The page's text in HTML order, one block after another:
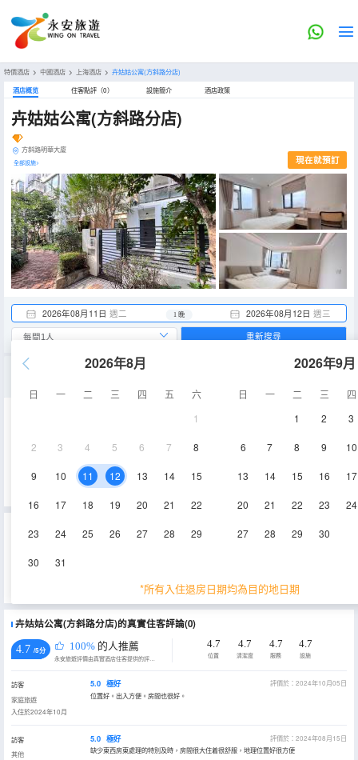
特價酒店 > 中國酒店 > 上海酒店 > 卉姑姑公寓(方斜路分店)
酒店概览 住客點評（0） 設施簡介 酒店政策
卉姑姑公寓(方斜路分店)
方斜路明華大廈
全部設施> 現在就預訂
2026年08月11日 週二 2026年08月12日 週三
1 晚
2026年8月
日 一 二 三 四 五
六
1
2 3 4 5 6 7 8
9 10 11 12 13 14 15
16 17 18 19 20 21 22
23 24 25 26 27 28 29
30 31
2026年9月
日 一 二 三
四
1
2 3
6 7 8 9 10
13 14 15 16 17
20 21 22 23 24
27 28 29 30
*所有入住退房日期均為目的地日期
重新搜尋
165㎡
重要資訊
刷、梳子、浴擦、剃鬚刀、指甲銼、鞋擦這些一次性日用品。若需要可諮詢酒店。
卉姑姑公寓(方斜路分店)的真實住客評論(0)
4.7 /5分 100% 的人推薦
永安旅遊評價由真實酒店住客提供的評價。
4.7
位置
4.7
清潔度
4.7
服務
4.7
設施
訪客
家庭旅遊
入住於2024年10月
5.0 極好
評價於：2024年10月05日
位置好。出入方便。房間也很好。
訪客
其他
5.0 極好
評價於：2024年08月15日
缺少東西房東處理的特別及時，房間很大住着很舒服，地理位置好很方便